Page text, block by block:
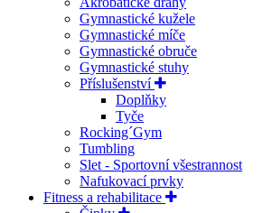
Gymnastické kužele
Gymnastické míče
Gymnastické obruče
Gymnastické stuhy
Příslušenství
Doplňky
Tyče
Rocking´Gym
Tumbling
Slet - Sportovní všestrannost
Nafukovací prvky
Fitness a rehabilitace